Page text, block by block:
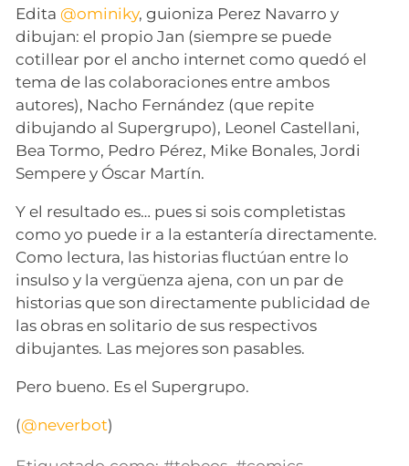
Edita @ominiky, guioniza Perez Navarro y
dibujan: el propio Jan (siempre se puede
cotillear por el ancho internet como quedó el
tema de las colaboraciones entre ambos
autores), Nacho Fernández (que repite
dibujando al Supergrupo), Leonel Castellani,
Bea Tormo, Pedro Pérez, Mike Bonales, Jordi
Sempere y Óscar Martín.
Y el resultado es… pues si sois completistas
como yo puede ir a la estantería directamente.
Como lectura, las historias fluctúan entre lo
insulso y la vergüenza ajena, con un par de
historias que son directamente publicidad de
las obras en solitario de sus respectivos
dibujantes. Las mejores son pasables.
Pero bueno. Es el Supergrupo.
(@neverbot)